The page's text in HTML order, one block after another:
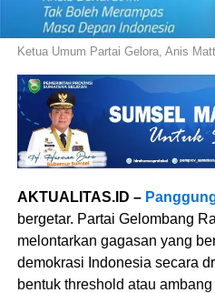
Ketua Umum Partai Gelora, Anis
AKTUALITAS.ID –
bergetar. Partai Gelombang
melontarkan gagasan yang
demokrasi Indonesia secara
bentuk threshold atau